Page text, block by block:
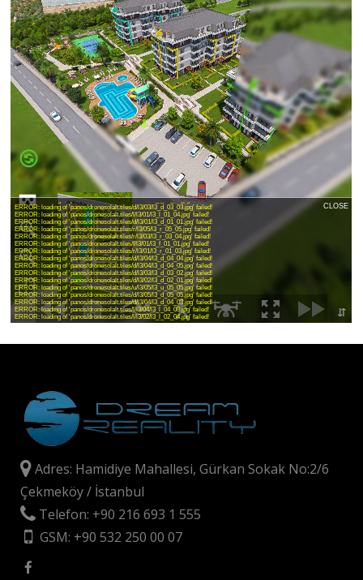
Adres: Hamidiye Mahallesi, Gürkan Sokak No:2/6
Çekmeköy / İstanbul
Telefon: +90 216 693 1 555
GSM: +90 532 250 00 07